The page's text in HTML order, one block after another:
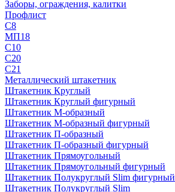
Заборы, ограждения, калитки
Профлист
С8
МП18
С10
С20
С21
Металлический штакетник
Штакетник Круглый
Штакетник Круглый фигурный
Штакетник М-образный
Штакетник М-образный фигурный
Штакетник П-образный
Штакетник П-образный фигурный
Штакетник Прямоугольный
Штакетник Прямоугольный фигурный
Штакетник Полукруглый Slim фигурный
Штакетник Полукруглый Slim